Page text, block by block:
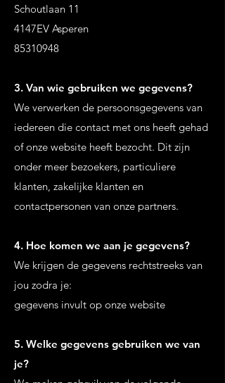
Schoutlaan 11
4147EV Asperen
85310948
3. Van wie gebruiken we gegevens?
We verwerken de persoonsgegevens van
iedereen die contact met ons heeft gehad
of onze website heeft bezocht. Dit zijn
onder meer bezoekers, particuliere
klanten, zakelijke klanten en
contactpersonen van onze partners.
4. Hoe komen we aan je gegevens?
We krijgen de gegevens rechtstreeks van
jou zodra je:
gegevens invult op onze website
5. Welke gegevens gebruiken we van
je?